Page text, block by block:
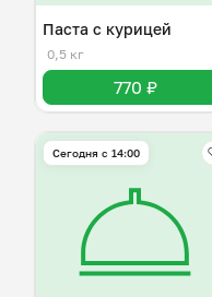
Паста с курицей
0,5 кг
770 ₽
Сегодня с 14:00